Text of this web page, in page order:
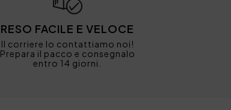
RESO FACILE E VELOCE
Il corriere lo contattiamo noi!
Prepara il pacco e consegnalo
entro 14 giorni.